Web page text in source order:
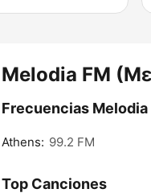
Melodia FM
Frecuencias
Athens: 99.2 FM
Top Canciones